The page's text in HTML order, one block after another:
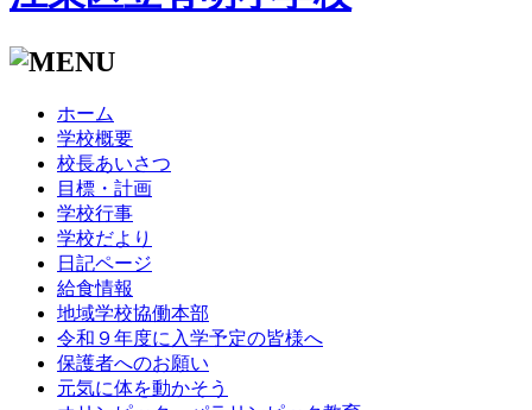
ホーム
学校概要
校長あいさつ
目標・計画
学校行事
学校だより
日記ページ
給食情報
地域学校協働本部
令和９年度に入学予定の皆様へ
保護者へのお願い
元気に体を動かそう